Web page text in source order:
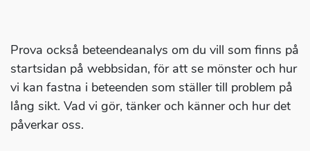
Prova också beteendeanalys om du vill som finns på
startsidan på webbsidan, för att se mönster och hur
vi kan fastna i beteenden som ställer till problem på
lång sikt. Vad vi gör, tänker och känner och hur det
påverkar oss.